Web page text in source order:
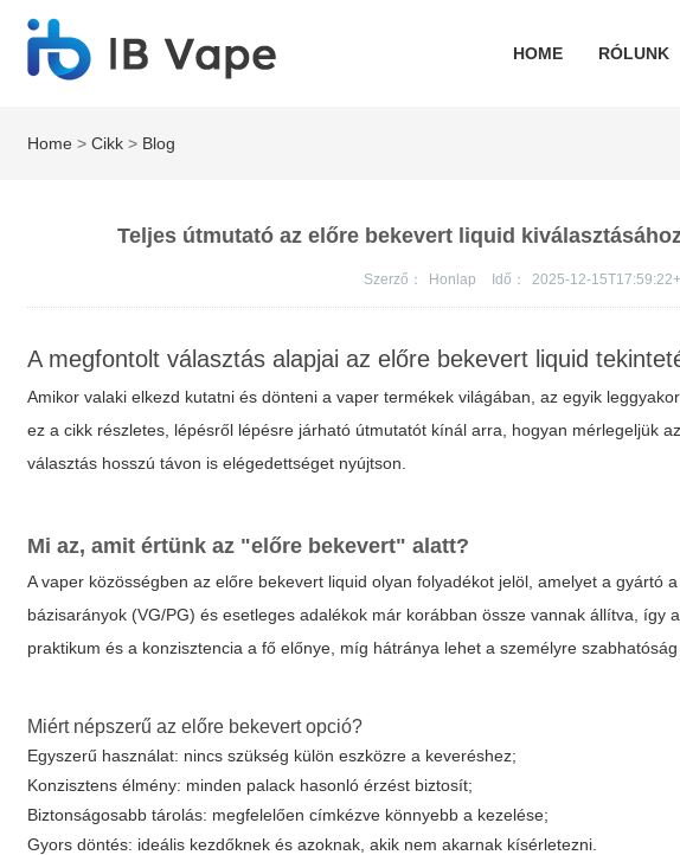
HOME RÓLUNK
Home >Cikk > Blog
Teljes útmutató az előre bekevert liquid
Szerző： Honlap Idő： 2025-12-
A megfontolt választás alapjai az előre bekevert liquid
Amikor valaki elkezd kutatni és dönteni a vaper termékek világában, az egyik
ez a cikk részletes, lépésről lépésre járható útmutatót kínál arra, hogyan mérlegeljük
választás hosszú távon is elégedettséget nyújtson.
Mi az, amit értünk az "előre bekevert" alatt?
A vaper közösségben azelőre bekevert liquid olyan folyadékot jelöl, amelyet a gyártó
bázisarányok (VG/PG) és esetleges adalékok már korábban össze vannak állítva, így
praktikum és a konzisztencia a fő előnye, míg hátránya lehet a személyre szabhatóság
Miért népszerű az előre bekevert opció?
Egyszerű használat: nincs szükség külön eszközre a keveréshez;
Konzisztens élmény: minden palack hasonló érzést biztosít;
Biztonságosabb tárolás: megfelelően címkézve könnyebb a kezelése;
Gyors döntés: ideális kezdőknek és azoknak, akik nem akarnak kísérletezni.